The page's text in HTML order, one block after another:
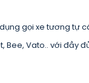
gọi xe tương tự
Bee, Vato.. với đầy